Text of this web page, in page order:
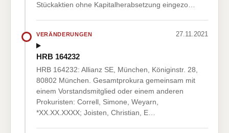
Stückaktien ohne Kapitalherabsetzung eingezo…
VERÄNDERUNGEN 27.11.2021
HRB 164232
HRB 164232: Allianz SE, München, Königinstr. 28,
80802 München. Gesamtprokura gemeinsam mit
einem Vorstandsmitglied oder einem anderen
Prokuristen: Correll, Simone, Weyarn,
*XX.XX.XXXX; Joisten, Christian, E…